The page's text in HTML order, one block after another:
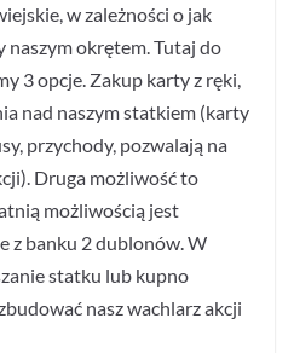
w zależności o jak
okrętem. Tutaj do
3 opcje. Zakup karty z ręki,
nad naszym statkiem (karty
przychody, pozwalają na
Druga możliwość to
możliwością jest
z banku 2 dublonów. W
statku lub kupno
nasz wachlarz akcji